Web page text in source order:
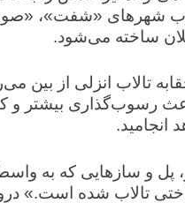
شهر‌های «شفت»،
ساخته می‌شود.
تالاب انزلی از بین
رسوب‌گذاری بیشتر
انجامید.
و ساز‌هایی که به
تالاب شده است.»